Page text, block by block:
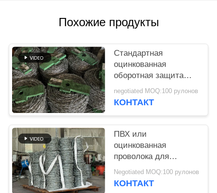
ПОЛИТИКАПохожие продукты
Стандартная
оцинкованная
оборотная защита
колючей проволоки
Фабрика прямой
negotiated MOQ:100 рулонов
КОНТАКТ
ПВХ или
оцинкованная
проволока для
защиты границ
Negotiated MOQ:100 рулонов
КОНТАКТ